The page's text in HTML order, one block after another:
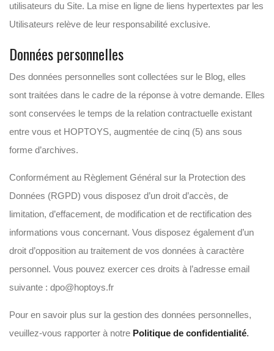
utilisateurs du Site. La mise en ligne de liens hypertextes par les
Utilisateurs relève de leur responsabilité exclusive.
Données personnelles
Des données personnelles sont collectées sur le Blog, elles
sont traitées dans le cadre de la réponse à votre demande. Elles
sont conservées le temps de la relation contractuelle existant
entre vous et HOPTOYS, augmentée de cinq (5) ans sous
forme d’archives.
Conformément au Règlement Général sur la Protection des
Données (RGPD) vous disposez d’un droit d’accès, de
limitation, d’effacement, de modification et de rectification des
informations vous concernant. Vous disposez également d’un
droit d’opposition au traitement de vos données à caractère
personnel. Vous pouvez exercer ces droits à l’adresse email
suivante : dpo@hoptoys.fr
Pour en savoir plus sur la gestion des données personnelles,
veuillez-vous rapporter à notre Politique de confidentialité.